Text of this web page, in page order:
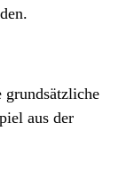
grundsätzliche
aus der